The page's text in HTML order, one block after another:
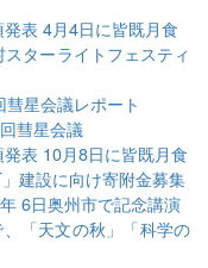
表 4月4日に皆既月食
ターライトフェスティ
星会議レポート
彗星会議
表 10月8日に皆既月食
建設に向け寄附金募集
6日奥州市で記念講演
「天文の秋」「科学の